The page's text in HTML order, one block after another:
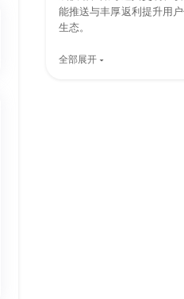
能推送与丰厚返利提升用
生态。
全部展开